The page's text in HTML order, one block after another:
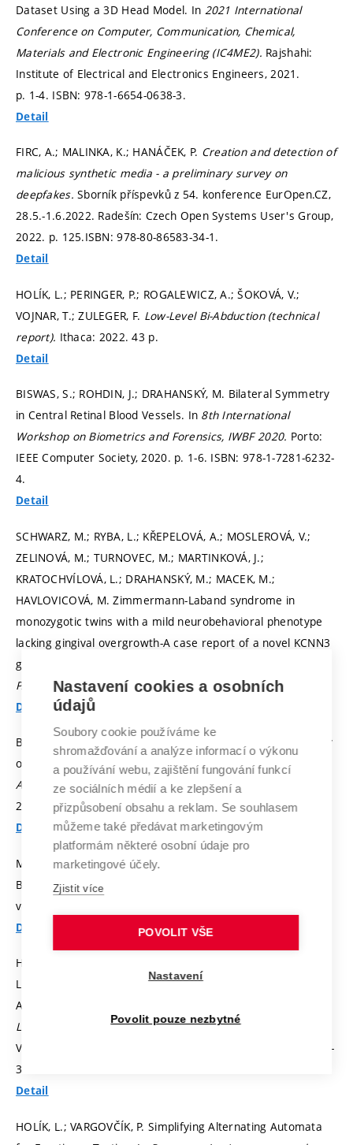
Dataset Using a 3D Head Model. In 2021 International
Conference on Computer, Communication, Chemical,
Materials and Electronic Engineering (IC4ME2). Rajshahi:
Institute of Electrical and Electronics Engineers, 2021.
p. 1-4. ISBN: 978-1-6654-0638-3.
Detail
FIRC, A.; MALINKA, K.; HANÁČEK, P. Creation and detection of
malicious synthetic media - a preliminary survey on
deepfakes.Sborník příspevků z 54. konference EurOpen.CZ,
28.5.-1.6.2022. Radešín: Czech Open Systems User's Group,
2022. p. 125.ISBN: 978-80-86583-34-1.
Detail
HOLÍK, L.; PERINGER, P.; ROGALEWICZ, A.; ŠOKOVÁ, V.;
VOJNAR, T.; ZULEGER, F. Low-Level Bi-Abduction (technical
report). Ithaca: 2022. 43 p.
Detail
BISWAS, S.; ROHDIN, J.; DRAHANSKÝ, M. Bilateral Symmetry
in Central Retinal Blood Vessels. In 8th International
Workshop on Biometrics and Forensics, IWBF 2020. Porto:
IEEE Computer Society, 2020. p. 1-6. ISBN: 978-1-7281-6232-
4.
Detail
SCHWARZ, M.; RYBA, L.; KŘEPELOVÁ, A.; MOSLEROVÁ, V.;
ZELINOVÁ, M.; TURNOVEC, M.; MARTINKOVÁ, J.;
KRATOCHVÍLOVÁ, L.; DRAHANSKÝ, M.; MACEK, M.;
HAVLOVICOVÁ, M. Zimmermann-Laband syndrome in
monozygotic twins with a mild neurobehavioral phenotype
lacking gingival overgrowth-A case report of a novel KCNN3
gene variant.
PART A,2021, vol. 2021, iss. 12,p. 1-5.ISSN: 1552-4833.
Detail
BISWAS, S.; ROHDIN, J.; BISWAS, A.; DRAHANSKÝ, M. A Study
of Bilateral Symmetry in Color Fundus Photographs.
Access,2021, vol. 2021, iss. 9,p. 109624-109651.
2169-3536.
Detail
MALINKA, K.; HUJŇÁK, O.; HANÁČEK, P.; HELLEBRANDT, L. E-
Banking Security Study - 10 years later.
vol. 2022, iss. 10,
Detail
HAVLENA, V.; LENGÁL, O.; ŠMAHLÍKOVÁ, B. Sky Is Not the
Limit: Tighter Rank Bounds for Elevator Automata in Buchi
Automata Complementation. In
Lecture Notes in Computer Science.Munich: Springer
Verlag, 2022. iss. 13244,
ISBN: 978-3-030-99526-
3. ISSN: 0302-9743.
Detail
HOLÍK, L.; VARGOVČÍK, P. Simplifying Alternating Automata
Nastavení cookies a osobních
údajů
Soubory cookie používáme ke
shromažďování a analýze informací o výkonu
a používání webu, zajištění fungování funkcí
ze sociálních médií a ke zlepšení a
přizpůsobení obsahu a reklam. Se souhlasem
můžeme také předávat marketingovým
platformám některé osobní údaje pro
marketingové účely.
Zjistit více
POVOLIT VŠE
Nastavení
Povolit pouze nezbytné